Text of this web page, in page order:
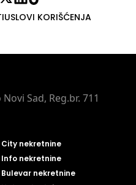
USLOVI KORIŠĆENJA
Sad, Reg.br. 711
City nekretnine
Info nekretnine
Bulevar nekretnine